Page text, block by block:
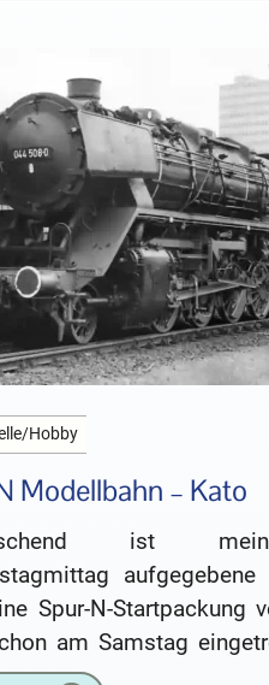
Hobby
Modellbahn – Kato
ist
aufgegebene
Spur-N-Startpackung
am Samstag
ich habe mich